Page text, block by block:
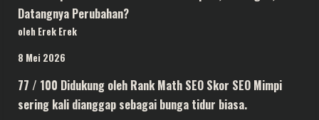
Datangnya Perubahan?
oleh Erek Erek
8 Mei 2026
77 / 100 Didukung oleh Rank Math SEO Skor SEO Mimpi
sering kali dianggap sebagai bunga tidur biasa.